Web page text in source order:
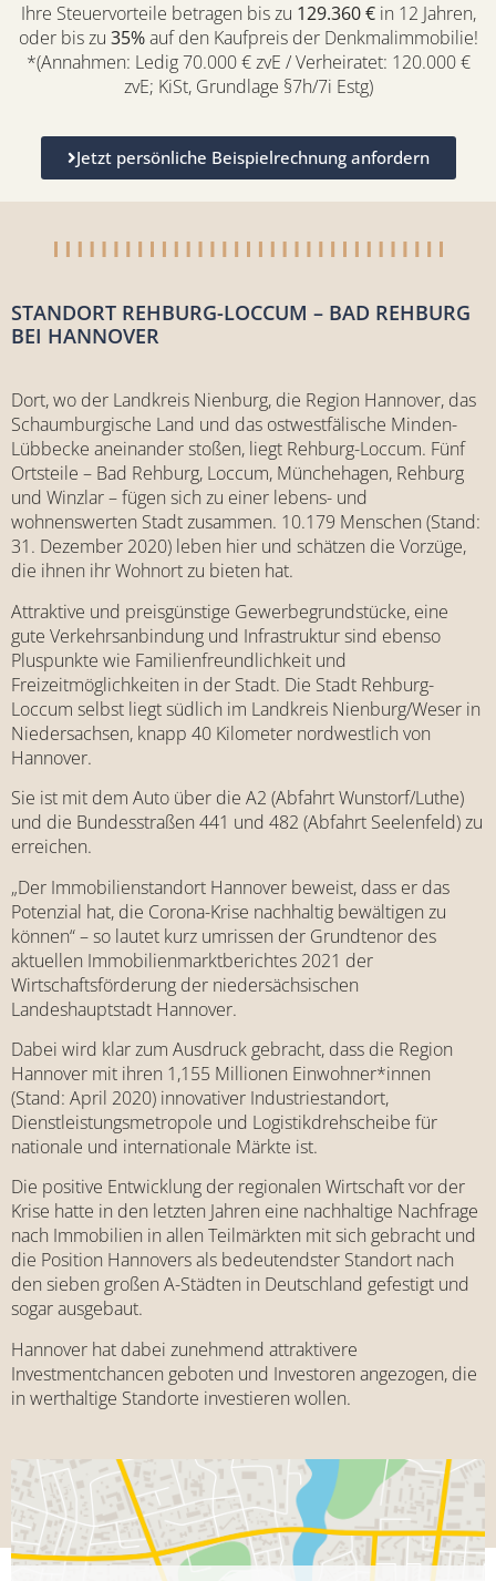
Ihre Steuervorteile betragen bis zu 129.360 €in 12 Jahren,
oder bis zu 35%auf den Kaufpreis der Denkmalimmobilie!
*(Annahmen: Ledig 70.000 € zvE / Verheiratet: 120.000 €
zvE; KiSt, Grundlage §7h/7i Estg)
Jetzt persönliche Beispielrechnung anfordern
STANDORT REHBURG-LOCCUM – BAD REHBURG
BEI HANNOVER
Dort, wo der Landkreis Nienburg, die Region Hannover, das
Schaumburgische Land und das ostwestfälische Minden-
Lübbecke aneinander stoßen, liegt Rehburg-Loccum. Fünf
Ortsteile – Bad Rehburg, Loccum, Münchehagen, Rehburg
und Winzlar – fügen sich zu einer lebens- und
wohnenswerten Stadt zusammen. 10.179 Menschen (Stand:
31. Dezember 2020) leben hier und schätzen die Vorzüge,
die ihnen ihr Wohnort zu bieten hat.
Attraktive und preisgünstige Gewerbegrundstücke, eine
gute Verkehrsanbindung und Infrastruktur sind ebenso
Pluspunkte wie Familienfreundlichkeit und
Freizeitmöglichkeiten in der Stadt. Die Stadt Rehburg-
Loccum selbst liegt südlich im Landkreis Nienburg/Weser in
Niedersachsen, knapp 40 Kilometer nordwestlich von
Hannover.
Sie ist mit dem Auto über die A2 (Abfahrt Wunstorf/Luthe)
und die Bundesstraßen 441 und 482 (Abfahrt Seelenfeld) zu
erreichen.
„Der Immobilienstandort Hannover beweist, dass er das
Potenzial hat, die Corona-Krise nachhaltig bewältigen zu
können“ – so lautet kurz umrissen der Grundtenor des
aktuellen Immobilienmarktberichtes 2021 der
Wirtschaftsförderung der niedersächsischen
Landeshauptstadt Hannover.
Dabei wird klar zum Ausdruck gebracht, dass die Region
Hannover mit ihren 1,155 Millionen Einwohner*innen
(Stand: April 2020) innovativer Industriestandort,
Dienstleistungsmetropole und Logistikdrehscheibe für
nationale und internationale Märkte ist.
Die positive Entwicklung der regionalen Wirtschaft vor der
Krise hatte in den letzten Jahren eine nachhaltige Nachfrage
nach Immobilien in allen Teilmärkten mit sich gebracht und
die Position Hannovers als bedeutendster Standort nach
den sieben großen A-Städten in Deutschland gefestigt und
sogar ausgebaut.
Hannover hat dabei zunehmend attraktivere
Investmentchancen geboten und Investoren angezogen, die
in werthaltige Standorte investieren wollen.